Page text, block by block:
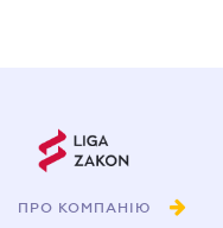
ПРО КОМПАНІЮ